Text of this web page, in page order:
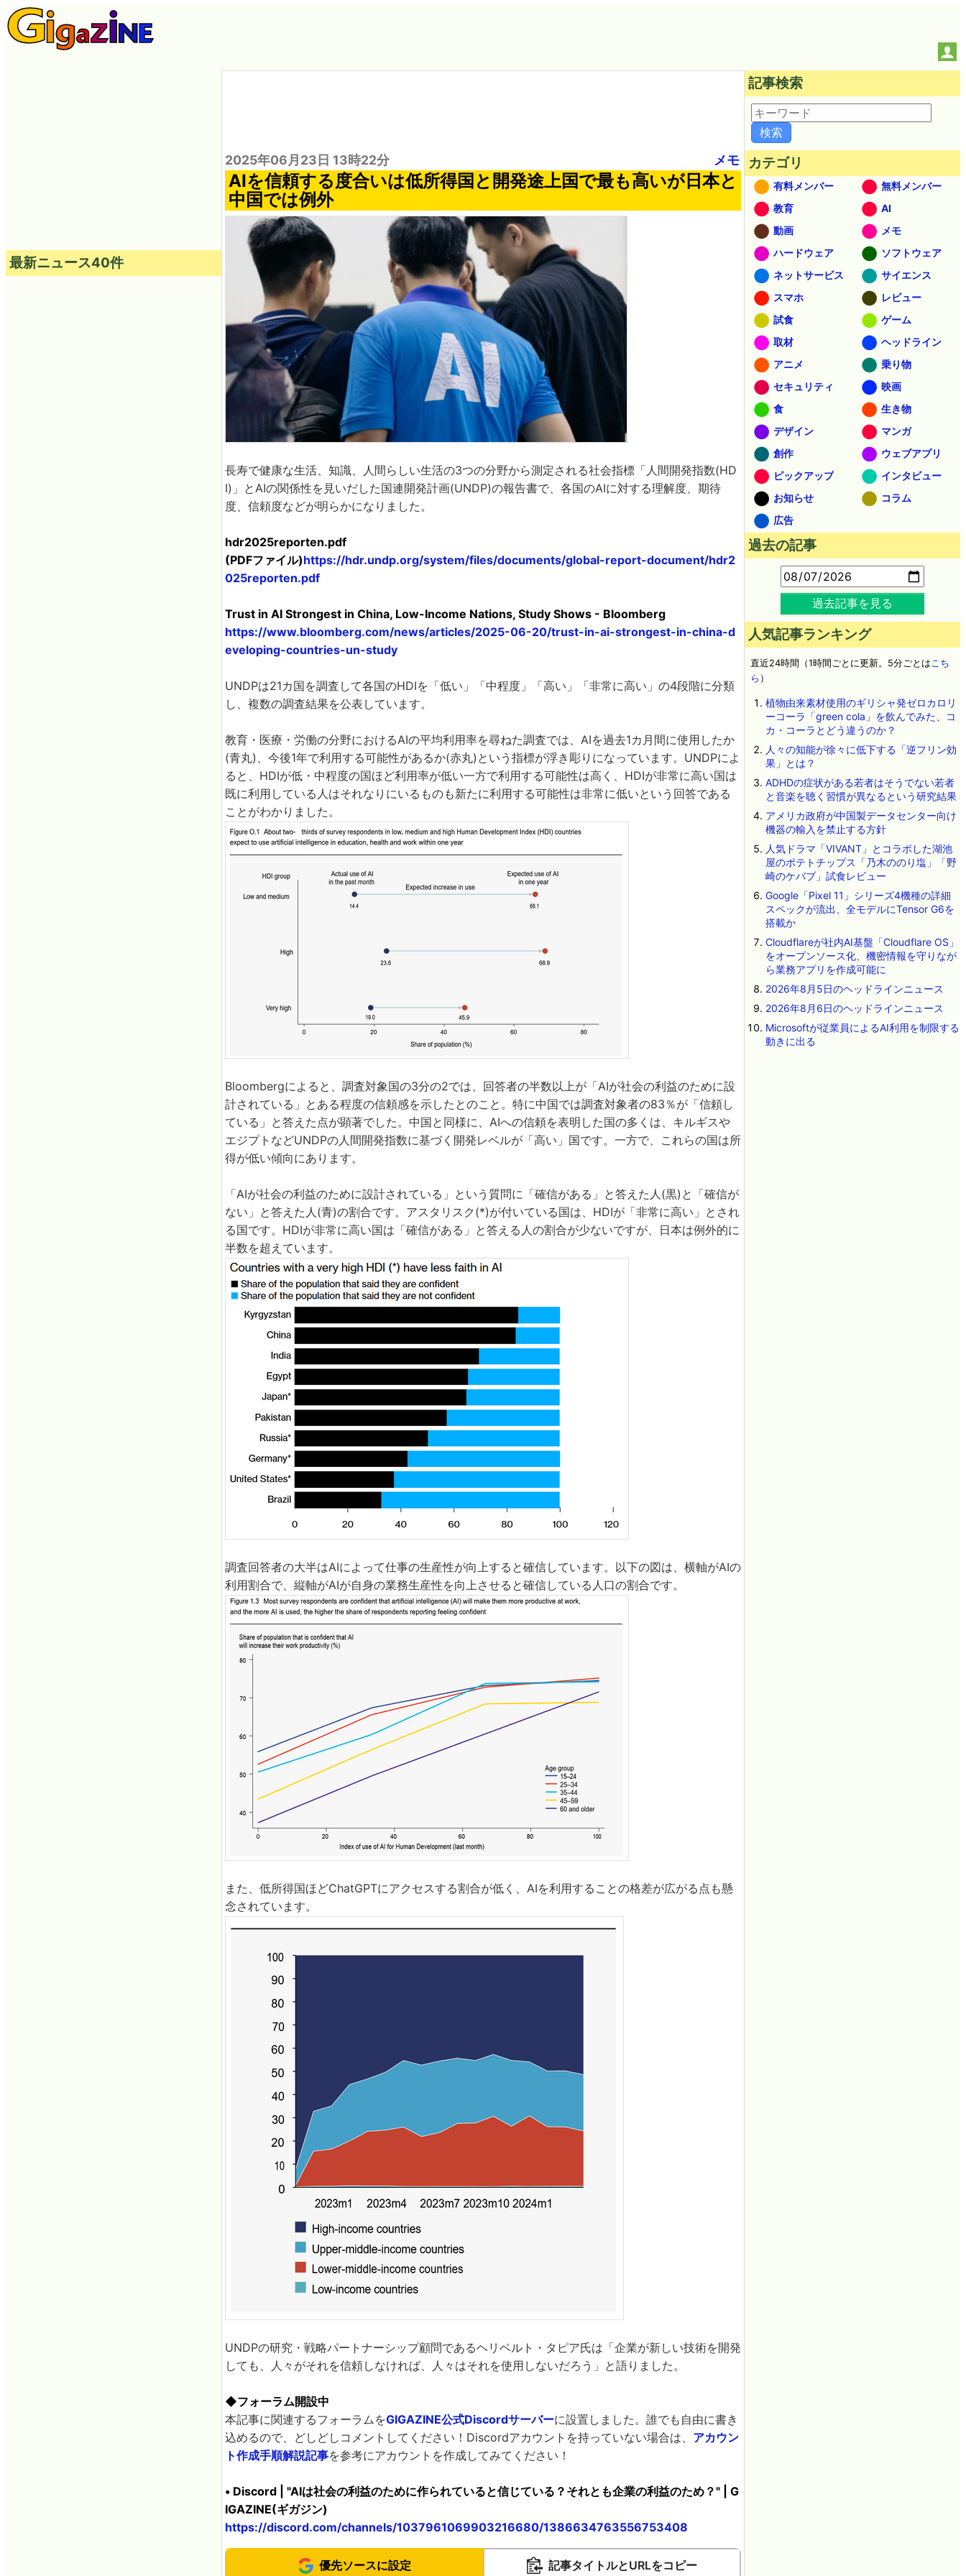
2025年06月23日 13時22分 メモ
AIを信頼する度合いは低所得国と開発途上国で最も高いが日本と
中国では例外
長寿で健康な生活、知識、人間らしい生活の3つの分野から測定される社会指標「人間開発指数(HD
I)」とAIの関係性を見いだした国連開発計画(UNDP)の報告書で、各国のAIに対する理解度、期待
度、信頼度などが明らかになりました。
hdr2025reporten.pdf
(PDFファイル)https://hdr.undp.org/system/files/documents/global-report-document/hdr2
025reporten.pdf
Trust in AI Strongest in China, Low-Income Nations, Study Shows - Bloomberg
https://www.bloomberg.com/news/articles/2025-06-20/trust-in-ai-strongest-in-china-d
eveloping-countries-un-study
UNDPは21カ国を調査して各国のHDIを「低い」「中程度」「高い」「非常に高い」の4段階に分類
し、複数の調査結果を公表しています。
教育・医療・労働の分野におけるAIの平均利用率を尋ねた調査では、AIを過去1カ月間に使用したか
(青丸)、今後1年で利用する可能性があるか(赤丸)という指標が浮き彫りになっています。UNDPによ
ると、HDIが低・中程度の国ほど利用率が低い一方で利用する可能性は高く、HDIが非常に高い国は
既に利用している人はそれなりにいるものも新たに利用する可能性は非常に低いという回答である
ことがわかりました。
Bloombergによると、調査対象国の3分の2では、回答者の半数以上が「AIが社会の利益のために設
計されている」とある程度の信頼感を示したとのこと。特に中国では調査対象者の83％が「信頼し
ている」と答えた点が顕著でした。中国と同様に、AIへの信頼を表明した国の多くは、キルギスや
エジプトなどUNDPの人間開発指数に基づく開発レベルが「高い」国です。一方で、これらの国は所
得が低い傾向にあります。
「AIが社会の利益のために設計されている」という質問に「確信がある」と答えた人(黒)と「確信が
ない」と答えた人(青)の割合です。アスタリスク(*)が付いている国は、HDIが「非常に高い」とされ
る国です。HDIが非常に高い国は「確信がある」と答える人の割合が少ないですが、日本は例外的に
半数を超えています。
調査回答者の大半はAIによって仕事の生産性が向上すると確信しています。以下の図は、横軸がAIの
利用割合で、縦軸がAIが自身の業務生産性を向上させると確信している人口の割合です。
また、低所得国ほどChatGPTにアクセスする割合が低く、AIを利用することの格差が広がる点も懸
念されています。
UNDPの研究・戦略パートナーシップ顧問であるヘリベルト・タピア氏は「企業が新しい技術を開発
しても、人々がそれを信頼しなければ、人々はそれを使用しないだろう」と語りました。
◆フォーラム開設中
本記事に関連するフォーラムをGIGAZINE公式Discordサーバーに設置しました。誰でも自由に書き
込めるので、どしどしコメントしてください！Discordアカウントを持っていない場合は、 アカウン
ト作成手順解説記事を参考にアカウントを作成してみてください！
• Discord | "AIは社会の利益のために作られていると信じている？それとも企業の利益のため？" | G
IGAZINE(ギガジン)
https://discord.com/channels/1037961069903216680/1386634763556753408
優先ソースに設定 記事タイトルとURLをコピー
最新ニュース40件
記事検索
カテゴリ
有料メンバー
無料メンバー
教育
AI
動画
メモ
ハードウェア
ソフトウェア
ネットサービス
サイエンス
スマホ
レビュー
試食
ゲーム
取材
ヘッドライン
アニメ
乗り物
セキュリティ
映画
食
生き物
デザイン
マンガ
創作
ウェブアプリ
ピックアップ
インタビュー
お知らせ
コラム
広告
過去の記事
過去記事を見る
人気記事ランキング
直近24時間（1時間ごとに更新。5分ごとはこち
ら ）
植物由来素材使用のギリシャ発ゼロカロリ
ーコーラ「green cola」を飲んでみた、コ
カ・コーラとどう違うのか？
人々の知能が徐々に低下する「逆フリン効
果」とは？
ADHDの症状がある若者はそうでない若者
と音楽を聴く習慣が異なるという研究結果
アメリカ政府が中国製データセンター向け
機器の輸入を禁止する方針
人気ドラマ「VIVANT」とコラボした湖池
屋のポテトチップス「乃木ののり塩」「野
崎のケバブ」試食レビュー
Google「Pixel 11」シリーズ4機種の詳細
スペックが流出、全モデルにTensor G6を
搭載か
Cloudflareが社内AI基盤「Cloudflare OS」
をオープンソース化、機密情報を守りなが
ら業務アプリを作成可能に
2026年8月5日のヘッドラインニュース
2026年8月6日のヘッドラインニュース
Microsoftが従業員によるAI利用を制限する
動きに出る